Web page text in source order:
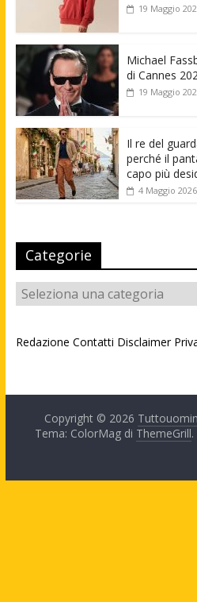
19 Maggio
Michael
di Cannes
19 Maggio
Il re del
perché il
capo più
4 Maggio 2026
Categorie
Categorie
Redazione Contatti Disclaimer
Copyright © 2026
Tema: ColorMag di ThemeGrill